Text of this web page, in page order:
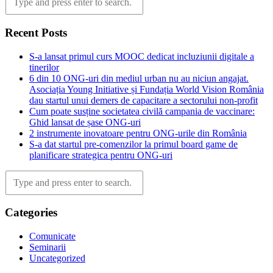
Recent Posts
S-a lansat primul curs MOOC dedicat incluziunii digitale a
tinerilor
6 din 10 ONG-uri din mediul urban nu au niciun angajat.
Asociația Young Initiative și Fundația World Vision România
dau startul unui demers de capacitare a sectorului non-profit
Cum poate susține societatea civilă campania de vaccinare:
Ghid lansat de șase ONG-uri
2 instrumente inovatoare pentru ONG-urile din România
S-a dat startul pre-comenzilor la primul board game de
planificare strategica pentru ONG-uri
Categories
Comunicate
Seminarii
Uncategorized